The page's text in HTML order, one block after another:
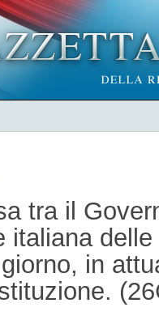
tra il
italiana
in